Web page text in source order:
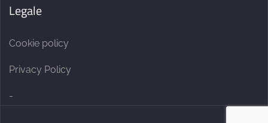
Legale
Cookie policy
Privacy Policy
-